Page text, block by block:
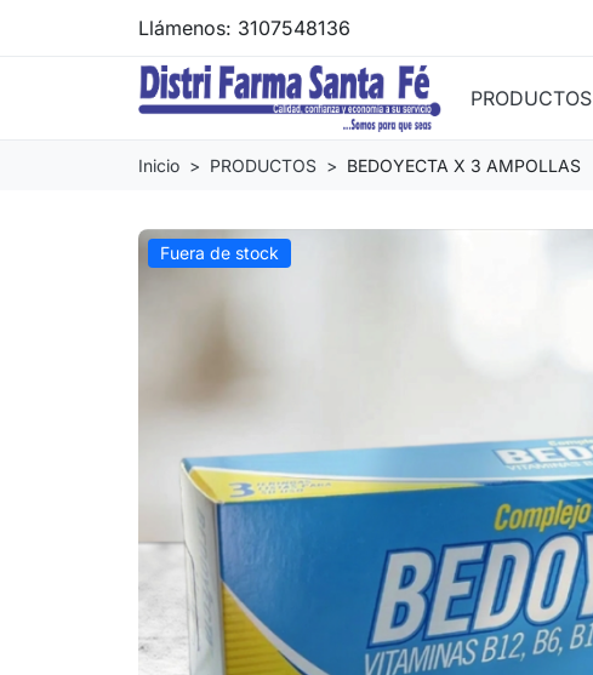
Llámenos: 3107548136
PRODUCTOS
Inicio PRODUCTOS BEDOYECTA X 3 AMPOLLAS
Fuera de stock